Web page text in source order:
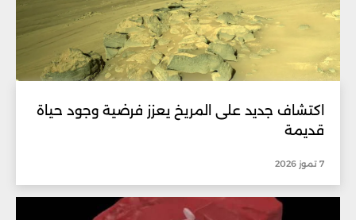
اكتشاف جديد على المريخ يعزز فرضية وجود حياة
قديمة
7 تموز 2026